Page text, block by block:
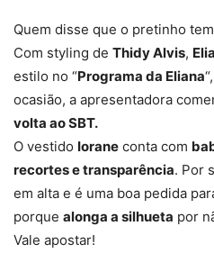
Quem disse que o pretinho
Com styling de Thidy Alvis,
estilo no “Programa da Eliana
ocasião, a apresentadora
volta ao SBT.
O vestido Iorane conta com
recortes e transparência. Por
em alta e é uma boa pedida
porque alonga a silhueta por
Vale apostar!